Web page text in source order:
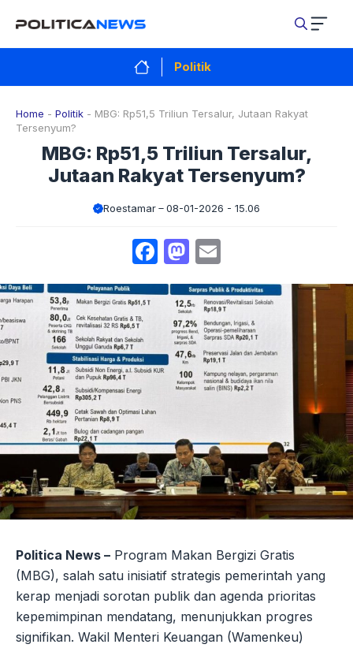
isi
Politik
Home - Politik - MBG: Rp51,5 Triliun Tersalur, Jutaan Rakyat
Tersenyum?
MBG: Rp51,5 Triliun Tersalur,
Jutaan Rakyat Tersenyum?
Roestamar 08-01-2026 - 15.06
Facebook
Mastodon
Politica News – Program Makan Bergizi Gratis
(MBG), salah satu inisiatif strategis pemerintah yang
kerap menjadi sorotan publik dan agenda prioritas
kepemimpinan mendatang, menunjukkan progres
signifikan. Wakil Menteri Keuangan (Wamenkeu)